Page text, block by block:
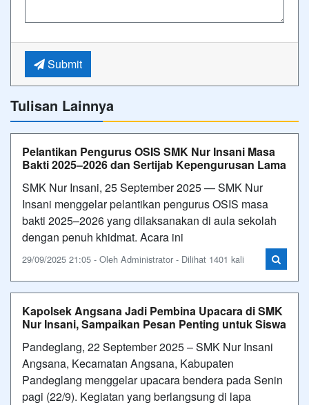
Submit
Tulisan Lainnya
Pelantikan Pengurus OSIS SMK Nur Insani Masa
Bakti 2025–2026 dan Sertijab Kepengurusan Lama
SMK Nur Insani, 25 September 2025 — SMK Nur
Insani menggelar pelantikan pengurus OSIS masa
bakti 2025–2026 yang dilaksanakan di aula sekolah
dengan penuh khidmat. Acara ini
29/09/2025 21:05 - Oleh Administrator - Dilihat 1401 kali
Kapolsek Angsana Jadi Pembina Upacara di SMK
Nur Insani, Sampaikan Pesan Penting untuk Siswa
Pandeglang, 22 September 2025 – SMK Nur Insani
Angsana, Kecamatan Angsana, Kabupaten
Pandeglang menggelar upacara bendera pada Senin
pagi (22/9). Kegiatan yang berlangsung di lapa